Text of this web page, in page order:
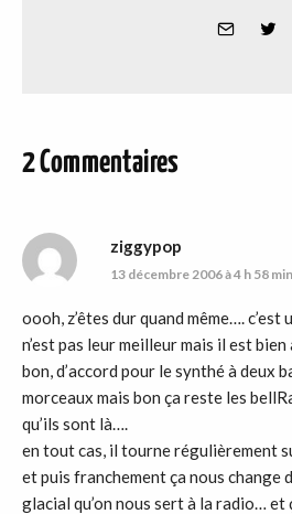
2 Commentaires
ziggypop
13 décembre 2006 à 4 h 58 min
oooh, z’êtes dur quand même….
n’est pas leur meilleur mais il est
bon, d’accord pour le synthé à deux
morceaux mais bon ça reste les
qu’ils sont là….
en tout cas, il tourne régulièrement
et puis franchement ça nous change
glacial qu’on nous sert à la radio… et